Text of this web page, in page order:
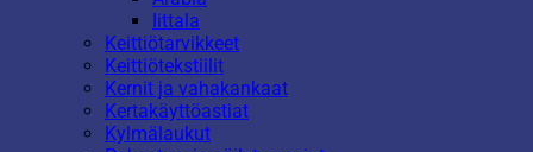
Iittala
Keittiötarvikkeet
Keittiötekstiilit
Kernit ja vahakankaat
Kertakäyttöastiat
Kylmälaukut